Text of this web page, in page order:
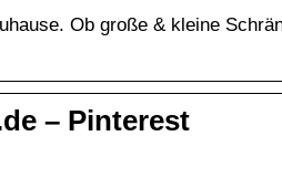
Ob große & kleine
– Pinterest